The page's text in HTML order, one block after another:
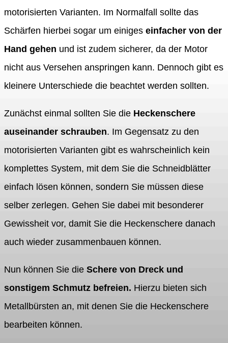
motorisierten Varianten. Im Normalfall sollte das
Schärfen hierbei sogar um einiges einfacher von der
Hand gehen und ist zudem sicherer, da der Motor
nicht aus Versehen anspringen kann. Dennoch gibt es
kleinere Unterschiede die beachtet werden sollten.
Zunächst einmal sollten Sie die Heckenschere
auseinander schrauben. Im Gegensatz zu den
motorisierten Varianten gibt es wahrscheinlich kein
komplettes System, mit dem Sie die Schneidblätter
einfach lösen können, sondern Sie müssen diese
selber zerlegen. Gehen Sie dabei mit besonderer
Gewissheit vor, damit Sie die Heckenschere danach
auch wieder zusammenbauen können.
Nun können Sie die Schere von Dreck und
sonstigem Schmutz befreien. Hierzu bieten sich
Metallbürsten an, mit denen Sie die Heckenschere
bearbeiten können.